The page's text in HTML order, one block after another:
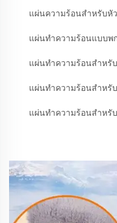
แผ่นความร้อนสำหรับหั
แผ่นทำความร้อนแบบพ
แผ่นทำความร้อนสำหรั
แผ่นทำความร้อนสำหรั
แผ่นทำความร้อนสำหรั